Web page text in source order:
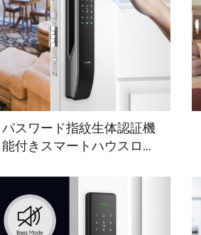
パスワード指紋生体認証機
能付きスマートハウスロッ